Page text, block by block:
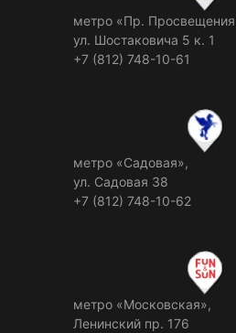
метро «Пр.
ул. Шостаковича 5 к. 1
+7 (812) 748-10-61
метро «Садовая»,
ул. Садовая 38
+7 (812) 748-10-62
метро «Московская»,
Ленинский пр. 176